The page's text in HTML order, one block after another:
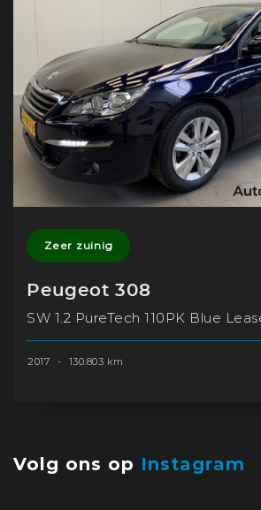
Zeer zuinig
Peugeot 308
SW 1.2 PureTech 110PK Blue
2017 - 130.803 km
Volg ons op Instagram